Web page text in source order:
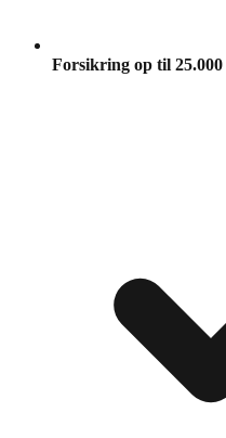
Forsikring op til